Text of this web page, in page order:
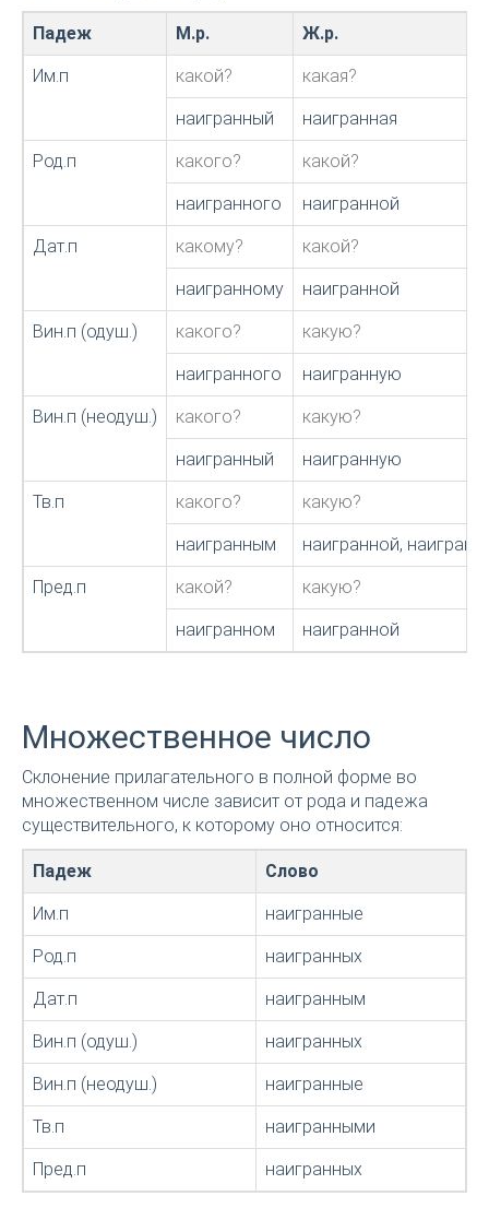
Падеж М.р. Ж.р.
Им.п какой? какая?
наигранный наигранная
Род.п какого? какой?
наигранного наигранной
Дат.п какому? какой?
наигранному наигранной
Вин.п (одуш.) какого? какую?
наигранного наигранную
Вин.п (неодуш.) какого? какую?
наигранный наигранную
Тв.п какого? какую?
наигранным наигранной,
Пред.п какой? какую?
наигранном наигранной
Множественное число
Склонение прилагательного в полной форме во
множественном числе зависит от рода и падежа
существительного, к которому оно относится:
Падеж Слово
Им.п наигранные
Род.п наигранных
Дат.п наигранным
Вин.п (одуш.) наигранных
Вин.п (неодуш.) наигранные
Тв.п наигранными
Пред.п наигранных